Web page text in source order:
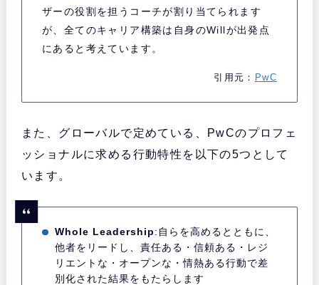
ザーの役割を担うコーチが割り当てられます
が、全てのキャリア構築は自身のWillが出発点
にあると考えています。
引用元： PwC
また、グローバルで定めている、PwCのプロフェ
ッショナルに求める行動特性を以下の5つとして
います。
Whole Leadership:自らを高めるとともに、
他者をリードし、責任ある・信頼ある・レジ
リエントな・オープンな・情熱ある行動で差
別化された結果をもたらします